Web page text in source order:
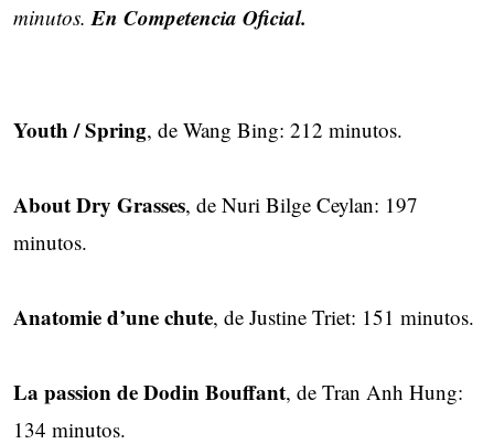
minutos. En Competencia Oficial.
Youth / Spring, de Wang Bing: 212 minutos.
About Dry Grasses, de Nuri Bilge Ceylan: 197
minutos.
Anatomie d’une chute, de Justine Triet: 151 minutos.
La passion de Dodin Bouffant, de Tran Anh Hung:
134 minutos.